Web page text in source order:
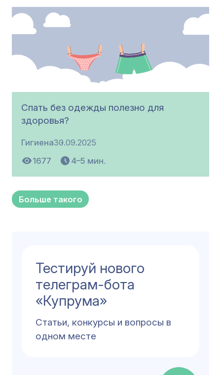
Спать без одежды полезно для
здоровья?
Гигиена30.09.2025
1677
4–5 мин.
Больше такого
Тестируй нового
телеграм-бота
«Купрума»
Cтатьи, конкурсы и вопросы в
одном месте